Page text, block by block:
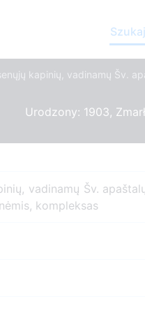
kapinių, vadinamų Šv.
Urodzony: 1903,
vadinamų Šv.
kompleksas